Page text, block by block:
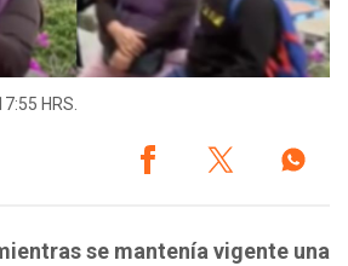
HRS.
se mantenía vigente una